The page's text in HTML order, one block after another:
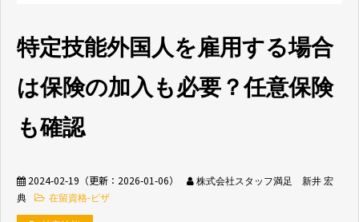
介護業界採用
特定技能外国人を雇用する場合
は保険の加入も必要？任意保険
も確認
2024-02-19 （更新： 2026-01-06）
株式会社スタッフ満足 新井 宏
典
在留資格-ビザ